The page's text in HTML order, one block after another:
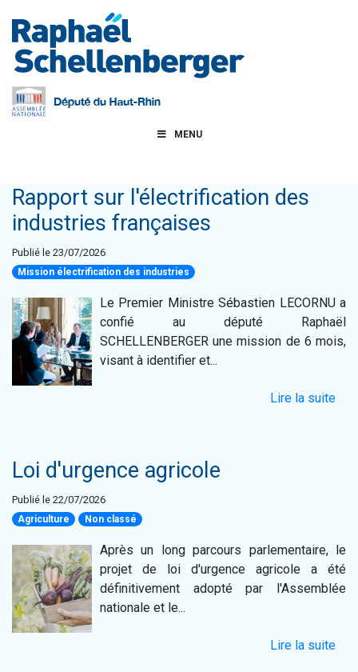
MENU
Rapport sur l'électrification des
industries françaises
Publié le 23/07/2026
Mission électrification des industries
Le Premier Ministre Sébastien LECORNU a
confié au député Raphaël
SCHELLENBERGER une mission de 6 mois,
visant à identifier et...
Lire la suite
Loi d'urgence agricole
Publié le 22/07/2026
Agriculture Non classé
Après un long parcours parlementaire, le
projet de loi d'urgence agricole a été
définitivement adopté par l'Assemblée
nationale et le...
Lire la suite